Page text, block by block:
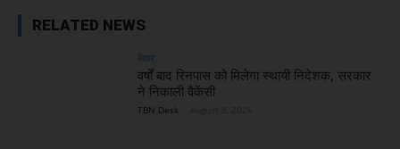
RELATED NEWS
बिहार
वर्षों बाद रिनपास को मिलेगा स्थायी निदेशक, सरकार
ने निकाली वैकेंसी
TBN Desk